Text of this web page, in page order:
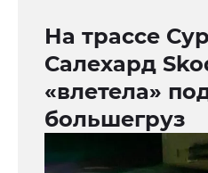
На трассе
Салехард
«влетела»
большегруз